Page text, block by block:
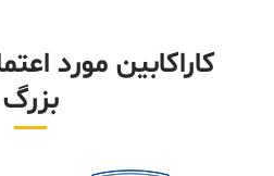
کاراکابین مورد
بزرگ​